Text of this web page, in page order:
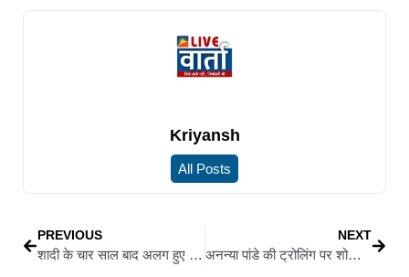
Kriyansh
All Posts
PREVIOUS
शादी के चार साल बाद अलग हुए मौनी रॉय और सूरज नांबियार, अभिनेत्री बोलीं- हमारी निजता का सम्मान करें
NEXT
अनन्या पांडे की ट्रोलिंग पर शोभा डे का समर्थन, बोलीं- सिर्फ अभिनेत्री को दोष देना गलत